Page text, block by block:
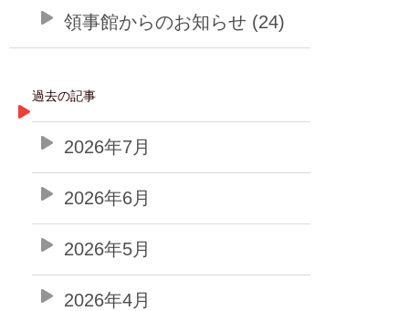
領事館からのお知らせ (24)
過去の記事
2026年7月
2026年6月
2026年5月
2026年4月